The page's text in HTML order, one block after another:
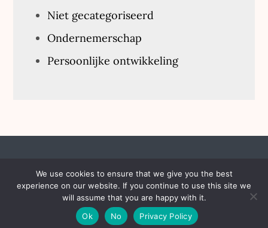
Niet gecategoriseerd
Ondernemerschap
Persoonlijke ontwikkeling
Copyright © 2026thenewinstitute.nlAll Rights
Reserved | Fondness byTheme Palace
We use cookies to ensure that we give you the best
experience on our website. If you continue to use this site we
will assume that you are happy with it.
Ok
No Privacy Policy